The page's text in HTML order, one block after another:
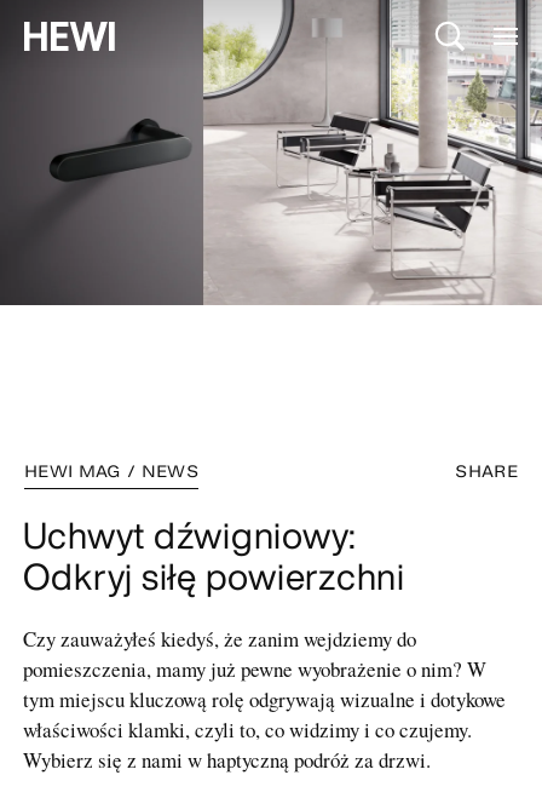
SHARE
HEWI MAG / NEWS
Uchwyt dźwigniowy:
Odkryj siłę powierzchni
Czy zauważyłeś kiedyś, że zanim wejdziemy do
pomieszczenia, mamy już pewne wyobrażenie o nim? W
tym miejscu kluczową rolę odgrywają wizualne i dotykowe
właściwości klamki, czyli to, co widzimy i co czujemy.
Wybierz się z nami w haptyczną podróż za drzwi.